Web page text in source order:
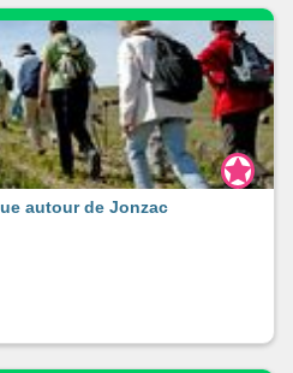
autour de Jonzac